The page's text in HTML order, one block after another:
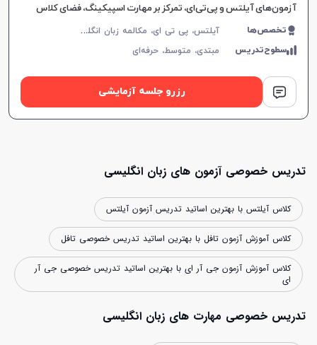
آزمون‌های آیلتس و پی‌تی‌ای، تمرکز بر مهارت اسپیکینگ، فضای کلاس
پرانرژی و برنامه‌ریزی شخصی‌سازی‌شده.
تخصص‌ها آ
یلتس، پی تی ای، مکالمه زبان انگلیسی، زبان انگلیسی عمومی، گرامر زبان انگلیسی، زبان انگلیسی آمریکایی، زبان انگلیسی کنکور سراسری، زبان انگلیسی کنکور کاردانی، زبان انگلیسی کنکور ارشد، زبان انگلیسی کنکور دکتری، زبان انگلیسی هشتم دبیرستان، زبان انگلیسی نهم دبیرستان، زبان انگلیسی دهم دبیرستان، زبان انگلیسی یازدهم دبیرستان، زبان انگلیسی دوازدهم دبیرستان
سطوح‌تدریس مبتدی، متوسط،حرفه‌ای
رزرو جلسه آزمایشی
تدریس خصوصی آزمون های زبان انگلیسی
کلاس آیلتس با بهترین اساتید تدریس آزمون آیلتس
کلاس آموزش آزمون تافل با بهترین اساتید تدریس خصوصی تافل
کلاس آموزش آزمون جی آر ای با بهترین اساتید تدریس خصوصی جی آر
ای
تدریس خصوصی مهارت های زبان انگلیسی